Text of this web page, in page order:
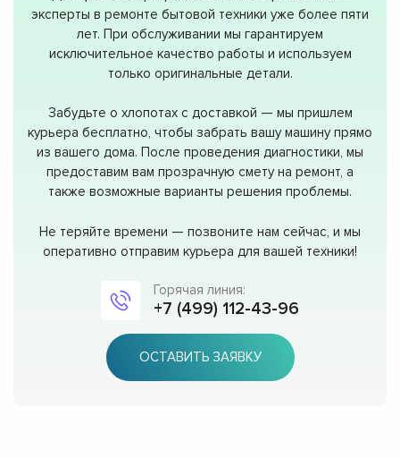
эксперты в ремонте бытовой техники уже более пяти
лет. При обслуживании мы гарантируем
исключительное качество работы и используем
только оригинальные детали.
Забудьте о хлопотах с доставкой — мы пришлем
курьера бесплатно, чтобы забрать вашу машину прямо
из вашего дома. После проведения диагностики, мы
предоставим вам прозрачную смету на ремонт, а
также возможные варианты решения проблемы.
Не теряйте времени — позвоните нам сейчас, и мы
оперативно отправим курьера для вашей техники!
Горячая линия:
+7 (499) 112-43-96
ОСТАВИТЬ ЗАЯВКУ